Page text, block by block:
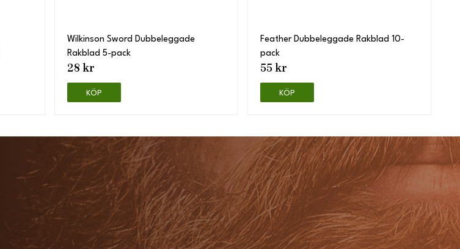
Wilkinson Sword Dubbeleggade
Rakblad 5-pack
28 kr
KÖP
Feather Dubbeleggade Rakblad 10-
pack
55 kr
KÖP